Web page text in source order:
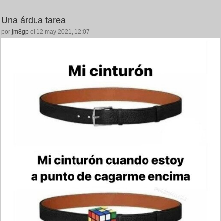
Una árdua tarea
por jm8gp el 12 may 2021, 12:07